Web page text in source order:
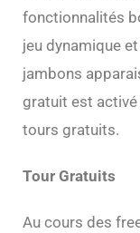
fonctionnalités
jeu dynamique
jambons
gratuit est
tours gratuits.
Tour Gratuits
Au cours des